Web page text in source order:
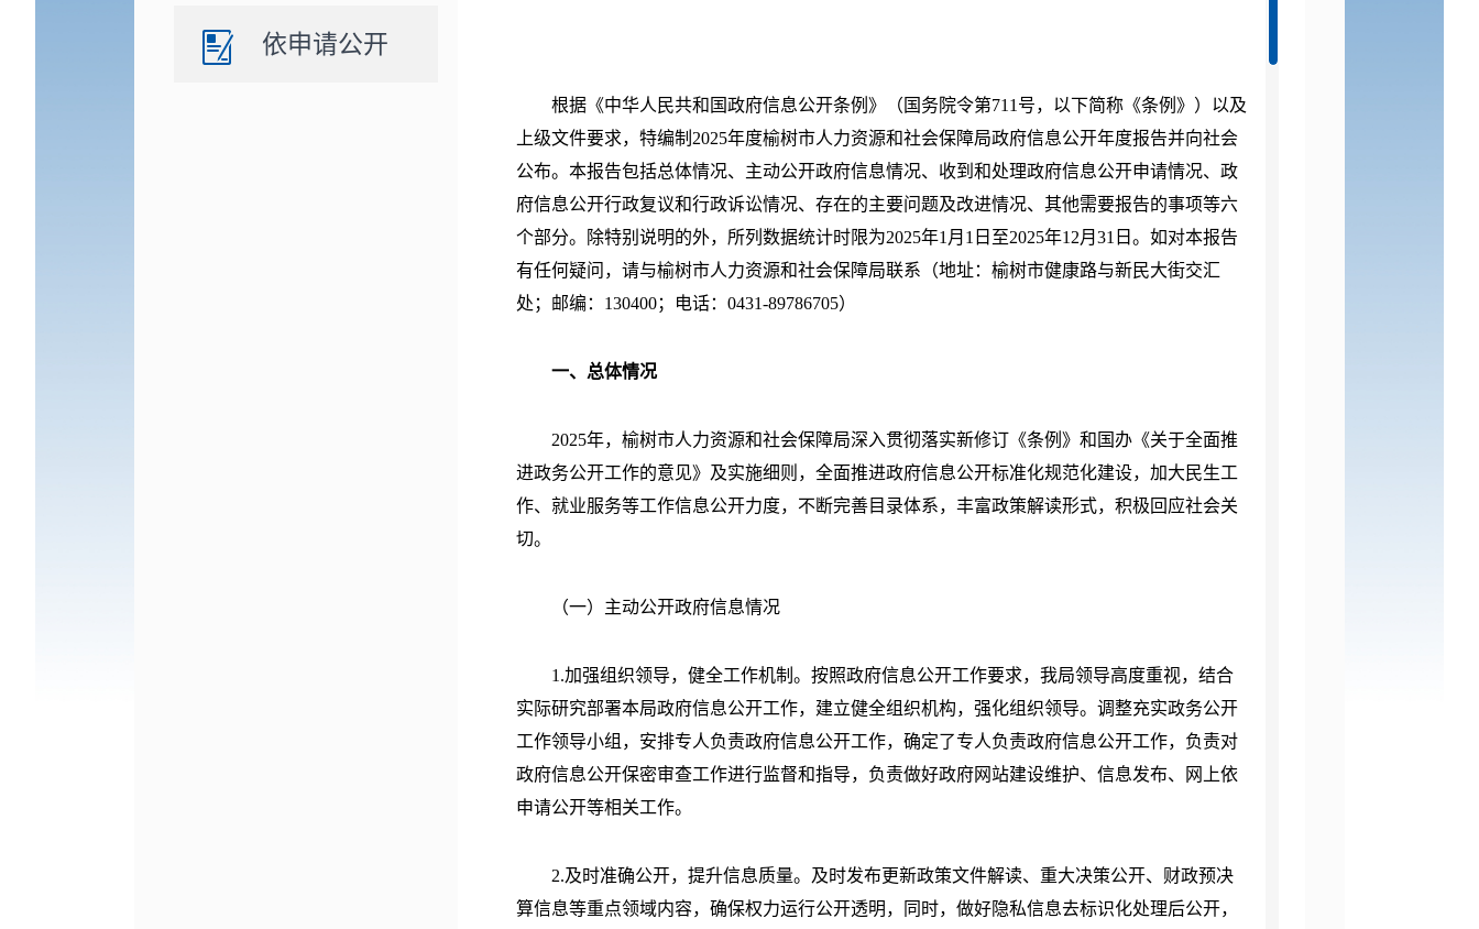
依申请公开
根据《中华人民共和国政府信息公开条例》（国务院令第711号，以下简称《条例》）以及
上级文件要求，特编制2025年度榆树市人力资源和社会保障局政府信息公开年度报告并向社会
公布。本报告包括总体情况、主动公开政府信息情况、收到和处理政府信息公开申请情况、政
府信息公开行政复议和行政诉讼情况、存在的主要问题及改进情况、其他需要报告的事项等六
个部分。除特别说明的外，所列数据统计时限为2025年1月1日至2025年12月31日。如对本报告
有任何疑问，请与榆树市人力资源和社会保障局联系（地址：榆树市健康路与新民大街交汇
处；邮编：130400；电话：0431-89786705）
一、总体情况
2025年，榆树市人力资源和社会保障局深入贯彻落实新修订《条例》和国办《关于全面推
进政务公开工作的意见》及实施细则，全面推进政府信息公开标准化规范化建设，加大民生工
作、 就业服务等工作信息公开力度，不断完善目录体系，丰富政策解读形式，积极回应社会关
切。
（一）主动公开政府信息情况
1.加强组织领导，健全工作机制。按照政府信息公开工作要求，我局领导高度重视，结合
实际研究部署本局政府信息公开工作，建立健全组织机构，强化组织领导。调整充实政务公开
工作领导小组，安排专人负责政府信息公开工作，确定了专人负责政府信息公开工作，负责对
政府信息公开保密审查工作进行监督和指导，负责做好政府网站建设维护、信息发布、网上依
申请公开等相关工作。
2.及时准确公开，提升信息质量。及时发布更新政策文件解读、重大决策公开、财政预决
算信息等重点领域内容，确保权力运行公开透明，同时，做好隐私信息去标识化处理后公开，